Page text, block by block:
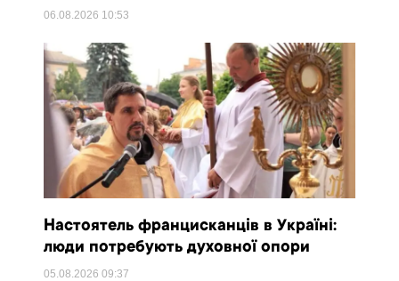
06.08.2026 10:53
Настоятель францисканців в Україні:
люди потребують духовної опори
05.08.202609:37